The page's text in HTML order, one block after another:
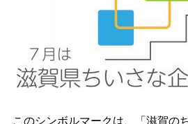
このシンボルマークは、「滋賀の